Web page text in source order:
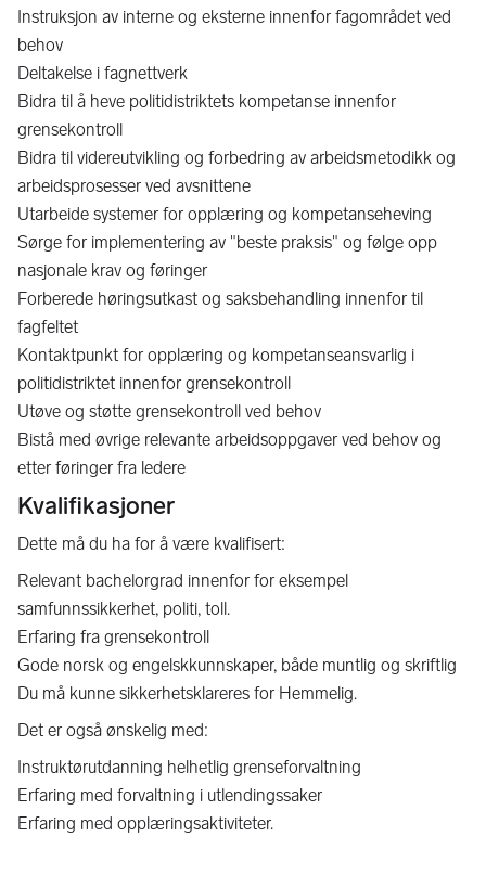
Instruksjon av interne og eksterne innenfor fagområdet ved
behov
Deltakelse i fagnettverk
Bidra til å heve politidistriktets kompetanse innenfor
grensekontroll
Bidra til videreutvikling og forbedring av arbeidsmetodikk og
arbeidsprosesser ved avsnittene
Utarbeide systemer for opplæring og kompetanseheving
Sørge for implementering av "beste praksis" og følge opp
nasjonale krav og føringer
Forberede høringsutkast og saksbehandling innenfor til
fagfeltet
Kontaktpunkt for opplæring og kompetanseansvarlig i
politidistriktet innenfor grensekontroll
Utøve og støtte grensekontroll ved behov
Bistå med øvrige relevante arbeidsoppgaver ved behov og
etter føringer fra ledere
Kvalifikasjoner
Dette må du ha for å være kvalifisert:
Relevant bachelorgrad innenfor for eksempel
samfunnssikkerhet, politi, toll.
Erfaring fra grensekontroll
Gode norsk og engelskkunnskaper, både muntlig og skriftlig
Du må kunne sikkerhetsklareres for Hemmelig.
Det er også ønskelig med:
Instruktørutdanning helhetlig grenseforvaltning
Erfaring med forvaltning i utlendingssaker
Erfaring med opplæringsaktiviteter.